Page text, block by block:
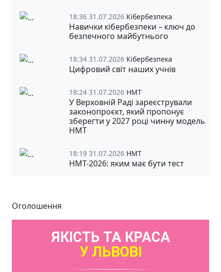
18:36 31.07.2026 Кібербезпека
Навички кібербезпеки – ключ до
безпечного майбутнього
18:34 31.07.2026 Кібербезпека
Цифровий світ наших учнів
18:24 31.07.2026 НМТ
У Верховній Раді зареєстрували
законопроєкт, який пропонує
зберегти у 2027 році чинну модель
НМТ
18:19 31.07.2026 НМТ
НМТ-2026: яким має бути тест
Оголошення
ЯКІСТЬ ТА КРАСА
У ЛЬВОВІ